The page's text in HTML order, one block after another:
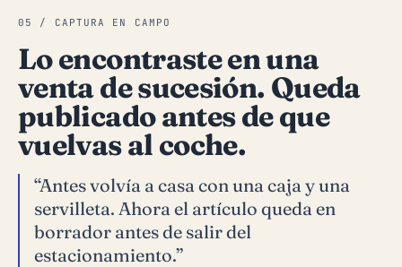
05 / CAPTURA EN CAMPO
Lo encontraste en una
venta de sucesión. Queda
publicado antes de que
vuelvas al coche.
“Antes volvía a casa con una caja y una
servilleta. Ahora el artículo queda en
borrador antes de salir del
estacionamiento.”